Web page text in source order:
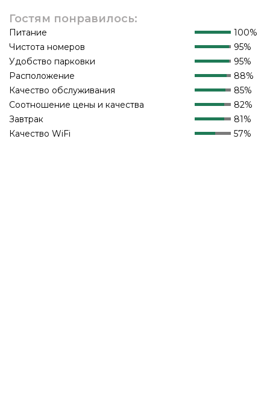
Гостям понравилось:
Питание
100%
Чистота номеров
95%
Удобство парковки
95%
Расположение
88%
Качество обслуживания
85%
Соотношение цены и качества
82%
Завтрак
81%
Качество WiFi
57%